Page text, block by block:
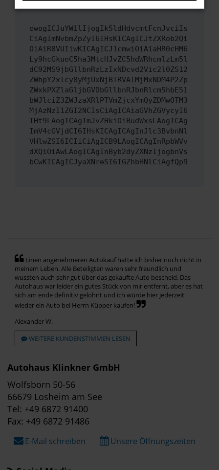
ewogICJuYW1lIjogIk5ldHdvcmtFcnJvciIs
CiAgImNvbmZpZyI6IHsKICAgICJtZXRob2Qi
OiAiR0VUIiwKICAgICJ1cmwiOiAiaHR0cHM6
Ly9hcGkueC5ha3MtcHJvZC5hdWRhcmlzLm5l
dC92MS9jbGllbnRzLzIxNDcvd2Vic2l0ZS12
ZWhpY2xlcy8yMjUxNjBTRVAlMjMxNDM4P2Zp
ZWxkPXZlaGljbGVDbGllbnRJbnRlcm5hbE51
bWJlciZ3ZWJzaXRlPTVmZjcxYmQyZDMwOTM3
MjAzNzI1ZGI2NCIsCiAgICAiaGVhZGVycyI6
IHt9LAogICAgImJvZHkiOiBudWxsLAogICAg
ImV4cGVjdCI6IHsKICAgICAgInJlc3BvbnNl
VHlwZSI6ICIiCiAgICB9LAogICAgInRpbWVv
dXQiOiAwLAogICAgInByb2dyZXNzIjogbnVs
bCwKICAgICJyaXNreSI6IGZhbHNlCiAgfQp9
Einen angenehmeren Autokauf hatte ich bisher noch nicht in
meinem Leben. Alle Beteiligten waren sehr freundlich und
wussten auch sehr gut über das gekaufte Auto bescheid. Das
Autohaus war leider ein gutes Stück von mir entfernt, aber es hat
sich am ende definitiv gelohnt und ich würde hier jederzeit
wieder ein Auto bei Herrn Küpper kaufen!
Alexander W.
WEITERE KUNDENSTIMMEN LESEN
Autohaus Klinkner GmbH
Wolfsborn 50-56
66679 Losheim am See
Tel: +49 6872 91400
Fax: +49 6872 91486
E-Mail schreiben Unsere Öffnungszeiten